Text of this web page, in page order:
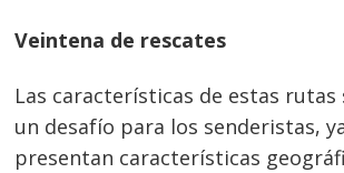
Veintena de rescates
Las características de estas rutas
un desafío para los senderistas,
presentan características